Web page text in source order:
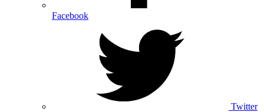
Facebook
Twitter